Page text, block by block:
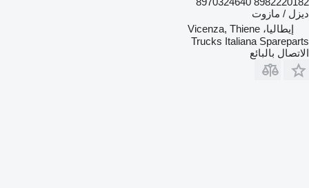
ديزل / مازوت
إيطاليا، Vicenza, Thiene
Trucks Italiana Spareparts
الاتصال بالبائع